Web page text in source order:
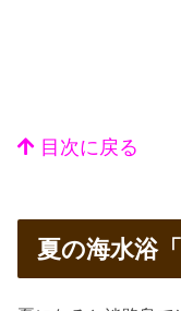
目次に戻る
夏の海水浴